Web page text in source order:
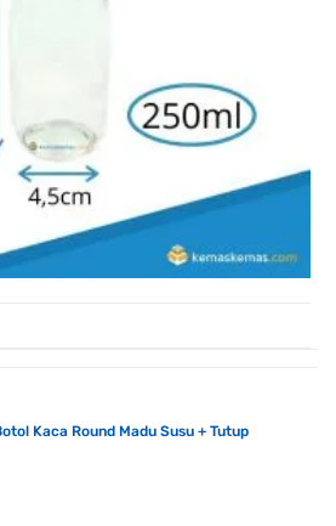
Kaca Round Madu Susu + Tutup